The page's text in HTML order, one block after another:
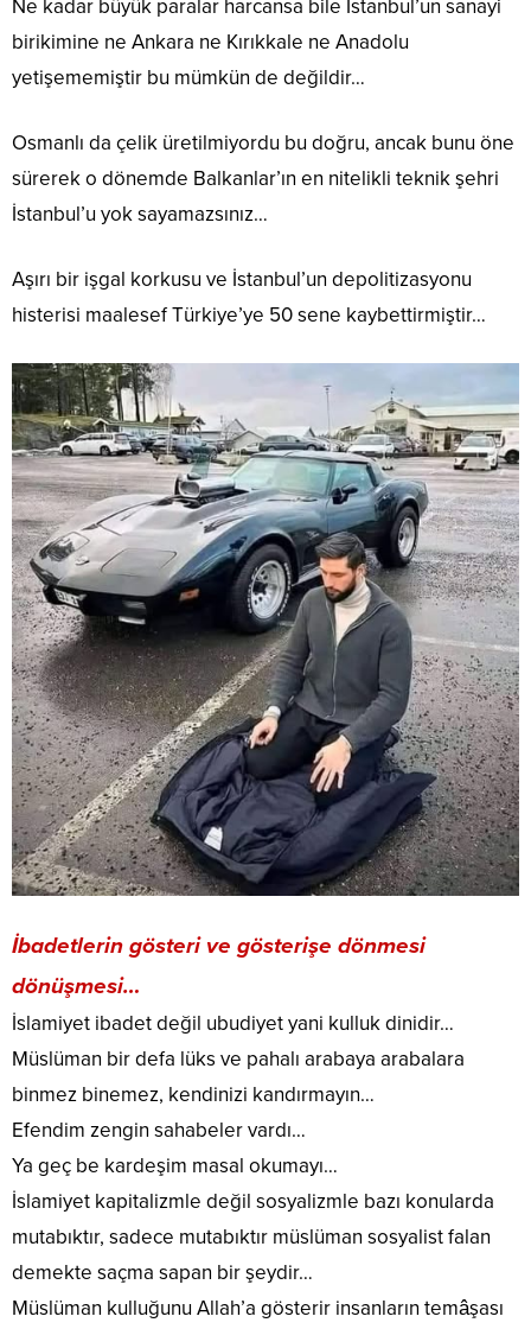
Ne kadar büyük paralar harcansa bile İstanbul’un sanayi
birikimine ne Ankara ne Kırıkkale ne Anadolu
yetişememiştir bu mümkün de değildir…
Osmanlı da çelik üretilmiyordu bu doğru, ancak bunu öne
sürerek o dönemde Balkanlar’ın en nitelikli teknik şehri
İstanbul’u yok sayamazsınız…
Aşırı bir işgal korkusu ve İstanbul’un depolitizasyonu
histerisi maalesef Türkiye’ye 50 sene kaybettirmiştir…
İbadetlerin gösteri ve gösterişe dönmesi
dönüşmesi…
İslamiyet ibadet değil ubudiyet yani kulluk dinidir…
Müslüman bir defa lüks ve pahalı arabaya arabalara
binmez binemez, kendinizi kandırmayın…
Efendim zengin sahabeler vardı…
Ya geç be kardeşim masal okumayı…
İslamiyet kapitalizmle değil sosyalizmle bazı konularda
mutabıktır, sadece mutabıktır müslüman sosyalist falan
demekte saçma sapan bir şeydir…
Müslüman kulluğunu Allah’a gösterir insanların temâşası